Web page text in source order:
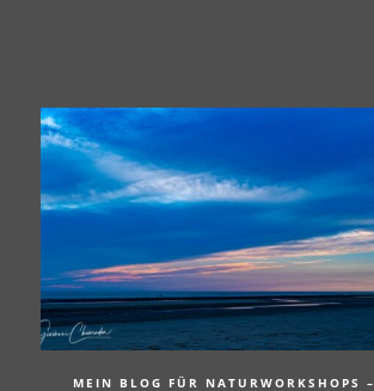
MEIN BLOG FÜR NATURWORKSHOPS –